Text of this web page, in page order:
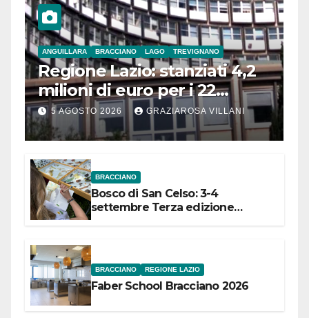
ANGUILLARA BRACCIANO LAGO TREVIGNANO
Regione Lazio: stanziati 4,2
milioni di euro per i 22
Comuni dell’Etruria
Meridionale
5 AGOSTO 2026 GRAZIAROSA VILLANI
BRACCIANO
Bosco di San Celso: 3-4
settembre Terza edizione
BRACCIANO REGIONE LAZIO
Faber School Bracciano 2026